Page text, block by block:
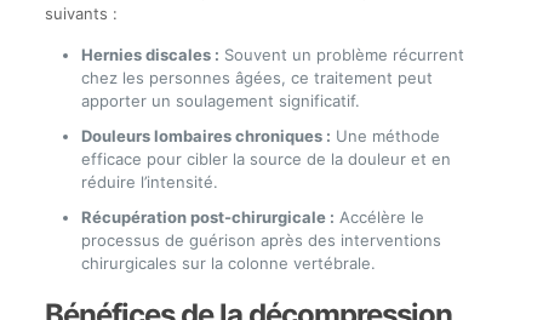
suivants :
Hernies discales : Souvent un problème récurrent
chez les personnes âgées, ce traitement peut
apporter un soulagement significatif.
Douleurs lombaires chroniques : Une méthode
efficace pour cibler la source de la douleur et en
réduire l’intensité.
Récupération post-chirurgicale : Accélère le
processus de guérison après des interventions
chirurgicales sur la colonne vertébrale.